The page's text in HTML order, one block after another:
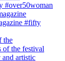
the